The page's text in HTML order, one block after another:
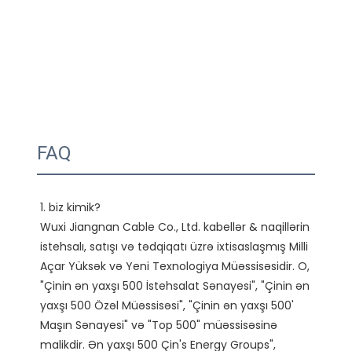
FAQ
1. biz kimik?
Wuxi Jiangnan Cable Co., Ltd. kabellər & naqillərin
istehsalı, satışı və tədqiqatı üzrə ixtisaslaşmış Milli
Açar Yüksək və Yeni Texnologiya Müəssisəsidir. O,
"Çinin ən yaxşı 500 İstehsalat Sənayesi", "Çinin ən
yaxşı 500 Özəl Müəssisəsi", "Çinin ən yaxşı 500'
Maşın Sənayesi" və "Top 500" müəssisəsinə
malikdir. Ən yaxşı 500 Çin's Energy Groups",